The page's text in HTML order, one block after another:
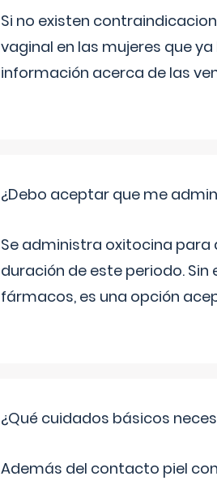
Si no existen
vaginal en las mujeres que
información acerca de las
¿Debo aceptar que me
Se administra oxitocina
duración de este periodo.
fármacos, es una opción
¿Qué cuidados básicos
Además del contacto piel